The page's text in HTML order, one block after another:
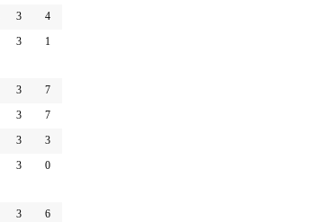
3 4
3 1
3 7
3 7
3 3
3 0
3 6